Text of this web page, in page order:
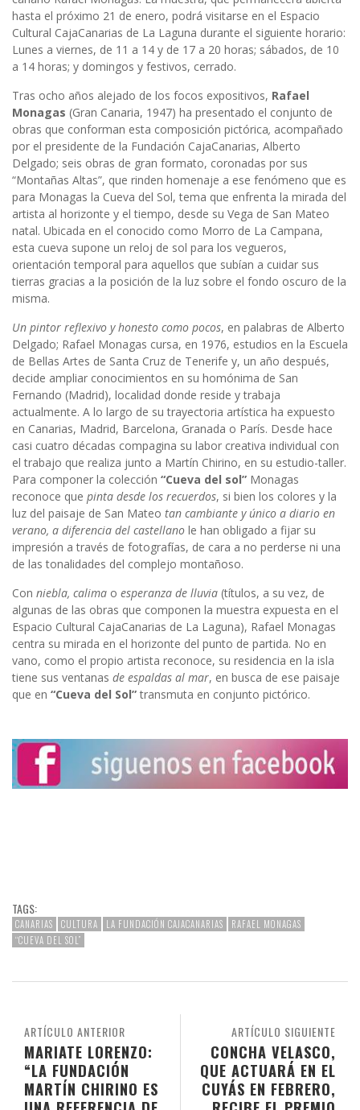
hasta el próximo 21 de enero, podrá visitarse en el Espacio
Cultural CajaCanarias de La Laguna durante el siguiente horario:
Lunes a viernes, de 11 a 14 y de 17 a 20 horas; sábados, de 10
a 14 horas; y domingos y festivos, cerrado.
Tras ocho años alejado de los focos expositivos, Rafael
Monagas (Gran Canaria, 1947) ha presentado el conjunto de
obras que conforman esta composición pictórica, acompañado
por el presidente de la Fundación CajaCanarias, Alberto
Delgado; seis obras de gran formato, coronadas por sus
“Montañas Altas”, que rinden homenaje a ese fenómeno que es
para Monagas la Cueva del Sol, tema que enfrenta la mirada del
artista al horizonte y el tiempo, desde su Vega de San Mateo
natal. Ubicada en el conocido como Morro de La Campana,
esta cueva supone un reloj de sol para los vegueros,
orientación temporal para aquellos que subían a cuidar sus
tierras gracias a la posición de la luz sobre el fondo oscuro de la
misma.
Un pintor reflexivo y honesto como pocos, en palabras de Alberto
Delgado; Rafael Monagas cursa, en 1976, estudios en la Escuela
de Bellas Artes de Santa Cruz de Tenerife y, un año después,
decide ampliar conocimientos en su homónima de San
Fernando (Madrid), localidad donde reside y trabaja
actualmente. A lo largo de su trayectoria artística ha expuesto
en Canarias, Madrid, Barcelona, Granada o París. Desde hace
casi cuatro décadas compagina su labor creativa individual con
el trabajo que realiza junto a Martín Chirino, en su estudio-taller.
Para componer la colección “Cueva del sol” Monagas
reconoce que pinta desde los recuerdos, si bien los colores y la
luz del paisaje de San Mateo tan cambiante y único a diario en
verano, a diferencia del castellano le han obligado a fijar su
impresión a través de fotografías, de cara a no perderse ni una
de las tonalidades del complejo montañoso.
Con niebla, calima o esperanza de lluvia (títulos, a su vez, de
algunas de las obras que componen la muestra expuesta en el
Espacio Cultural CajaCanarias de La Laguna), Rafael Monagas
centra su mirada en el horizonte del punto de partida. No en
vano, como el propio artista reconoce, su residencia en la isla
tiene sus ventanas de espaldas al mar, en busca de ese paisaje
que en “Cueva del Sol”transmuta en conjunto pictórico.
TAGS:
CANARIAS CULTURA LA FUNDACIÓN CAJACANARIAS
RAFAEL MONAGAS
“CUEVA DEL SOL”
ARTÍCULO SIGUIENTE
CONCHA VELASCO,
QUE ACTUARÁ EN EL
CUYÁS EN FEBRERO,
ARTÍCULO ANTERIOR
MARIATE LORENZO:
“LA FUNDACIÓN
MARTÍN CHIRINO ES